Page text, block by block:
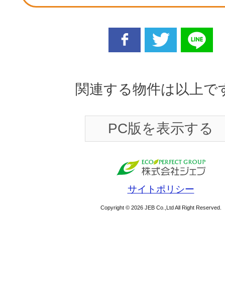
関連する物件は以上で
PC版を表示する
サイトポリシー
Copyright © 2026 JEB Co.,Ltd All Right Reserved.